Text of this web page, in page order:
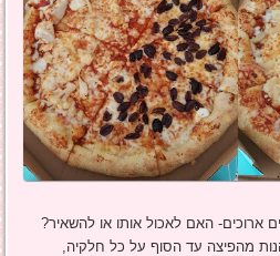
ארוכים- האם לאכול אותו או להשאיר?
מהפיצה עד הסוף על כל חלקיה,